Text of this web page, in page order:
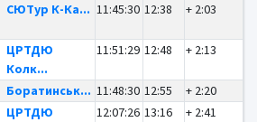
СЮТур К-Ка... 11:45:30 12:38 + 2:03
ЦРТДЮ
Колк...
11:51:29 12:48 + 2:13
Боратинськ... 11:48:30 12:55
+ 2:20
ЦРТДЮ
12:07:26 13:16 + 2:41